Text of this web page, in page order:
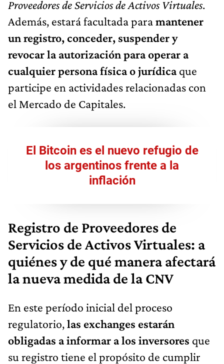
Proveedores de Servicios de Activos Virtuales.
Además, estará facultada paramantener
un registro, conceder, suspender y
revocar la autorización para operar a
cualquier persona física o jurídicaque
participe en actividades relacionadas con
el Mercado de Capitales.
El Bitcoin es el nuevo refugio de
los argentinos frente a la
inflación
Registro de Proveedores de
Servicios de Activos Virtuales: a
quiénes y de qué manera afectará
la nueva medida de la CNV
En este período inicial del proceso
regulatorio,las exchanges estarán
obligadas a informar a los inversores que
su registro tiene el propósito de cumplir